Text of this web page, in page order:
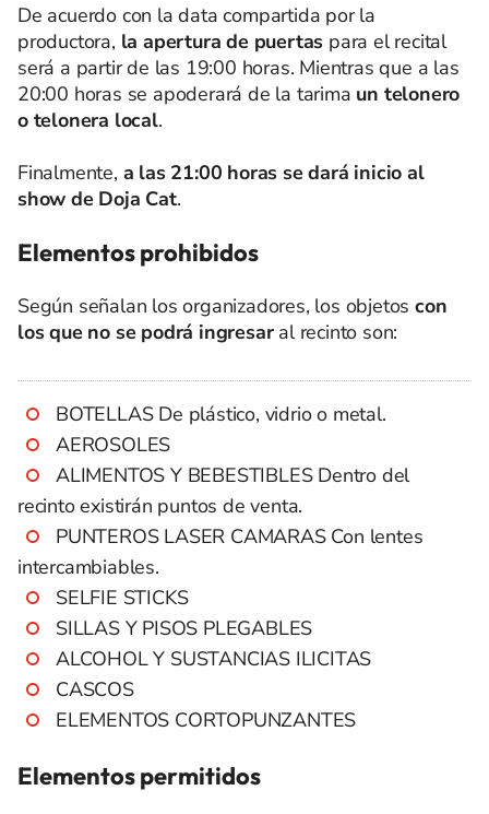
De acuerdo con la data compartida por la
productora, la apertura de puertas para el recital
será a partir de las 19:00 horas. Mientras que a las
20:00 horas se apoderará de la tarima un telonero
o telonera local.
Finalmente, a las 21:00 horas se dará inicio al
show de Doja Cat.
Elementos prohibidos
Según señalan los organizadores, los objetos con
los que no se podrá ingresar al recinto son:
BOTELLAS De plástico, vidrio o metal.
AEROSOLES
ALIMENTOS Y BEBESTIBLES Dentro del
recinto existirán puntos de venta.
PUNTEROS LASER CAMARAS Con lentes
intercambiables.
SELFIE STICKS
SILLAS Y PISOS PLEGABLES
ALCOHOL Y SUSTANCIAS ILICITAS
CASCOS
ELEMENTOS CORTOPUNZANTES
Elementos permitidos